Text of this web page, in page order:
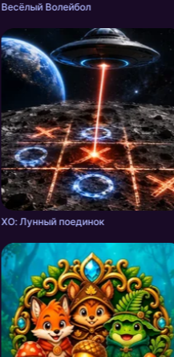
Весёлый Волейбол
ХО: Лунный поединок